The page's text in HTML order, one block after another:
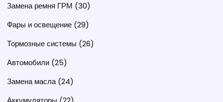
Замена ремня ГРМ (30)
Фары и освещение (29)
Тормозные системы (26)
Автомобили (25)
Замена масла(24)